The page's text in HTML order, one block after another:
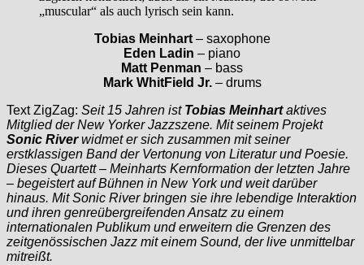
„muscular“ als auch lyrisch sein kann.
Tobias Meinhart– saxophone
Eden Ladin – piano
Matt Penman – bass
Mark WhitField Jr.– drums
Text ZigZag: Seit 15 Jahren ist Tobias Meinhartaktives
Mitglied der New Yorker Jazzszene. Mit seinem Projekt
Sonic Riverwidmet er sich zusammen mit seiner
erstklassigen Band der Vertonung von Literatur und Poesie.
Dieses Quartett – Meinharts Kernformation der letzten Jahre
– begeistert auf Bühnen in New York und weit darüber
hinaus. Mit Sonic River bringen sie ihre lebendige Interaktion
und ihren genreübergreifenden Ansatz zu einem
internationalen Publikum und erweitern die Grenzen des
zeitgenössischen Jazz mit einem Sound, der live unmittelbar
mitreißt.